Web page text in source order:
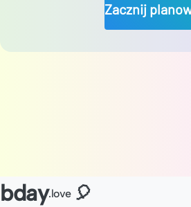
Zacznij
bday.love 🎈